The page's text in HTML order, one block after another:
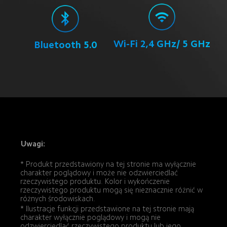
Wi-Fi 2,4 GHz/ 5 GHz
Bluetooth 5.0
Uwagi:
* Produkt przedstawiony na tej stronie ma wyłącznie
charakter poglądowy i może nie odzwierciedlać
rzeczywistego produktu. Kolor i wykończenie
rzeczywistego produktu mogą się nieznacznie różnić w
różnych środowiskach.
* Ilustracje funkcji przedstawione na tej stronie mają
charakter wyłącznie poglądowy i mogą nie